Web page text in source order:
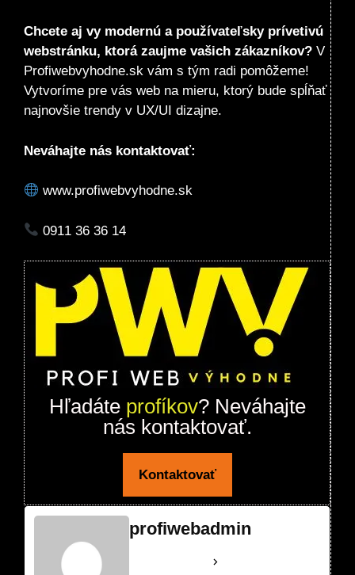
Chcete aj vy modernú a používateľsky prívetivú
webstránku, ktorá zaujme vašich zákazníkov? V
Profiwebvyhodne.sk vám s tým radi pomôžeme!
Vytvoríme pre vás web na mieru, ktorý bude spĺňať
najnovšie trendy v UX/UI dizajne.
Neváhajte nás kontaktovať:
www.profiwebvyhodne.sk
0911 36 36 14
Hľadáte profíkov? Neváhajte
nás kontaktovať.
Kontaktovať
profiwebadmin